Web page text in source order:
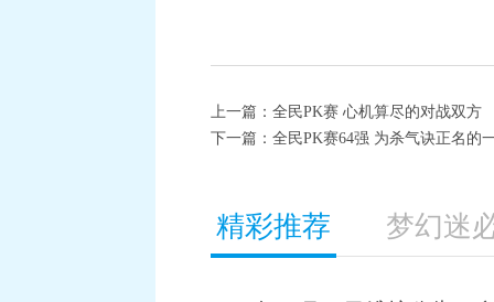
上一篇： 全民PK赛 心机算尽的对战双方
下一篇： 全民PK赛64强 为杀气诀正名的
精彩推荐 梦幻迷